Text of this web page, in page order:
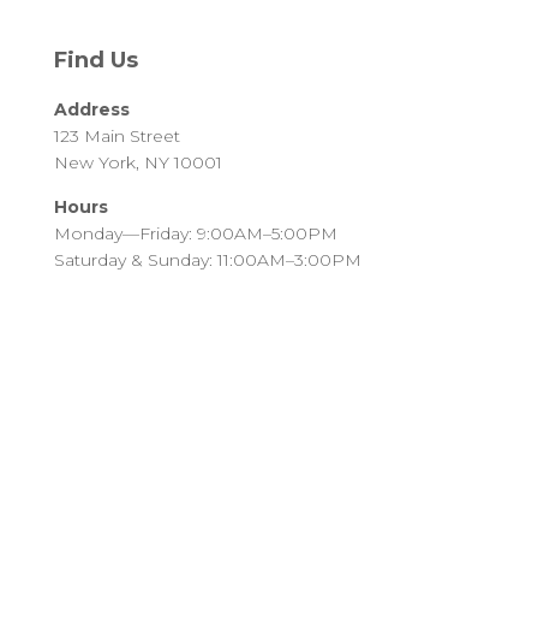
Find Us
Address
123 Main Street
New York, NY 10001
Hours
Monday—Friday: 9:00AM–5:00PM
Saturday & Sunday: 11:00AM–3:00PM